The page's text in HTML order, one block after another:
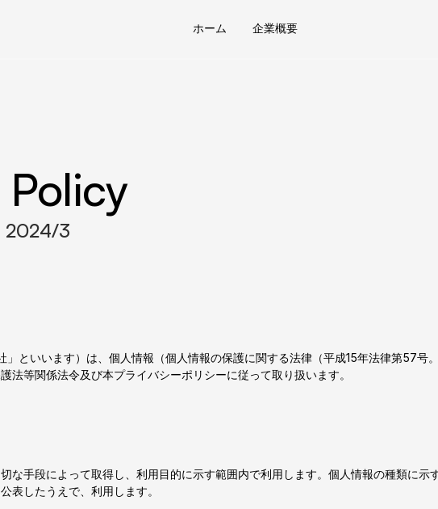
ホーム 企業概要
2024/3
といいます）は、個人情報（個人情報の保護に関する法律（平成15年法律第57号
法等関係法令及び本プライバシーポリシーに従って取り扱います。
な手段によって取得し、利用目的に示す範囲内で利用します。個人情報の種類に示
表したうえで、利用します。